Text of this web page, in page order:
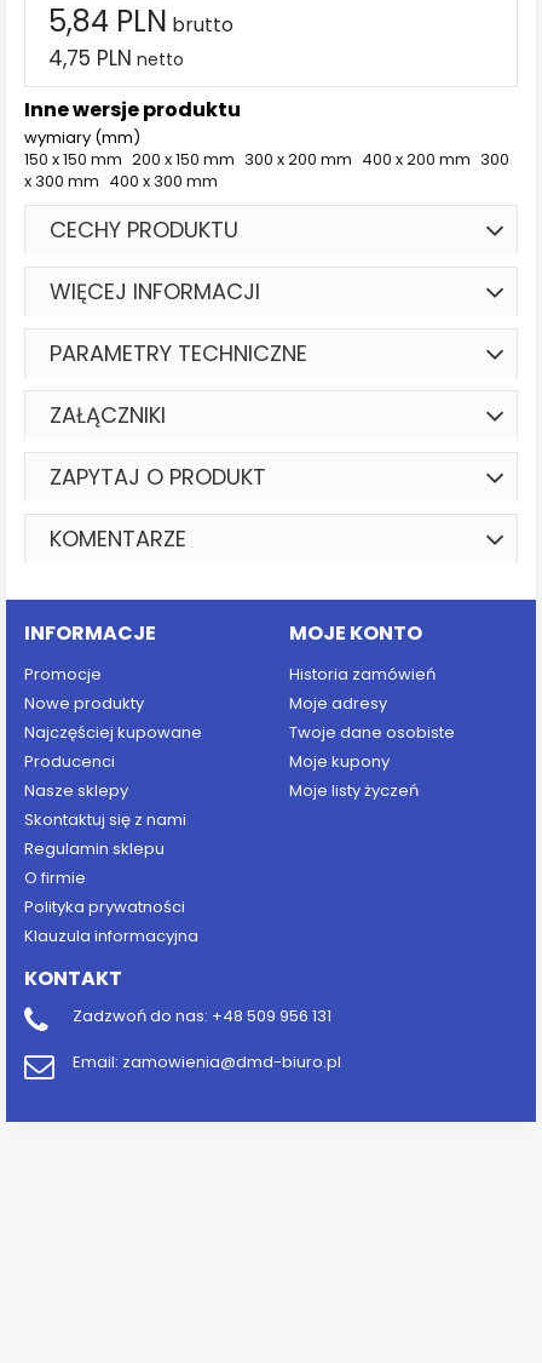
5,84 PLN brutto
4,75 PLN netto
Inne wersje produktu
wymiary (mm)
150 x 150 mm 200 x 150 mm 300 x 200 mm 400 x 200 mm 300
x 300 mm 400 x 300 mm
CECHY PRODUKTU
WIĘCEJ INFORMACJI
PARAMETRY TECHNICZNE
ZAŁĄCZNIKI
ZAPYTAJ O PRODUKT
KOMENTARZE
INFORMACJE
Promocje
Nowe produkty
Najczęściej kupowane
Producenci
Nasze sklepy
Skontaktuj się z nami
Regulamin sklepu
O firmie
Polityka prywatności
Klauzula informacyjna
MOJE KONTO
Historia zamówień
Moje adresy
Twoje dane osobiste
Moje kupony
Moje listy życzeń
KONTAKT
Zadzwoń do nas: +48 509 956 131
Email: zamowienia@dmd-biuro.pl